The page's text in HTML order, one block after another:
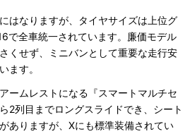
はなりますが、タイヤサイズは上位グ
で全車統一されています。廉価モデル
くせず、ミニバンとして重要な走行安
ます。
ームレストになる『スマートマルチセ
2列目までロングスライドでき、シート
ありますが、Xにも標準装備されてい